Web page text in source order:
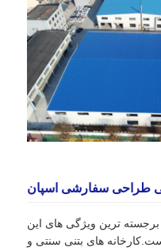
ترین ویژگی های این
های بتنی سنتی و